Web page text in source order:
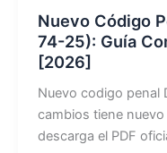
Nuevo Código
74-25): Guía
[2026]
Nuevo codigo penal
cambios tiene
descarga el PDF